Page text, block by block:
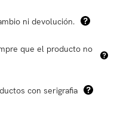
ni devolución.
que el producto no
con serigrafia